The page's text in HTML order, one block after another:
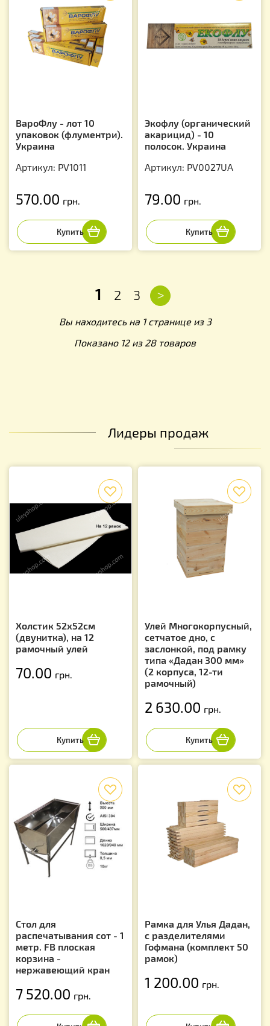
ВароФлу - лот 10
упаковок (флументри).
Украина
Артикул: PV1011
570.00 грн.
Экофлу (органический
акарицид) - 10
полосок. Украина
Артикул: PV0027UA
79.00 грн.
1 2 3 >
Вы находитесь на 1 странице из 3
Показано 12 из 28 товаров
Лидеры продаж
Холстик 52х52см
(двунитка), на 12
рамочный улей
70.00 грн.
Улей Многокорпусный,
сетчатое дно, с
заслонкой, под рамку
типа «Дадан 300 мм»
(2 корпуса, 12-ти
рамочный)
2 630.00 грн.
Стол для
распечатывания сот - 1
метр. FB плоская
корзина -
нержавеющий кран
7 520.00 грн.
Рамка для Улья Дадан,
с разделителями
Гофмана (комплект 50
рамок)
1 200.00 грн.